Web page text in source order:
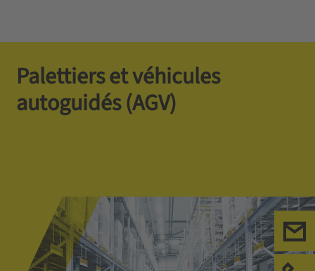
Palettiers et véhicules
autoguidés (AGV)